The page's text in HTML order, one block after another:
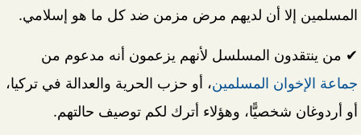
المسلمين إلا أن لديهم مرض مزمن ضد كل ما هو إسلامي.
✔ من ينتقدون المسلسل لأنهم يزعمون أنه مدعوم من
جماعة الإخوان المسلمين، أو حزب الحرية والعدالة في تركيا،
أو أردوغان شخصيًّا، وهؤلاء أترك لكم توصيف حالتهم.